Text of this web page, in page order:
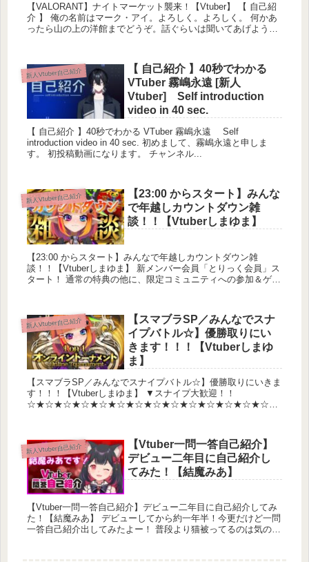
【VALORANT】ナイトマーケット襲来！【Vtuber】 【 自己紹
介 】 俺の名前はマーク・アイ。よろしく。よろしく。 何かあ
ったら山の上の洋館までどうぞ。話ぐらいは聞いてあげよう。
新人Vtuber自己紹介
【 自己紹介 】40秒でわかる
VTuber 霧嶋永遠 [新人
Vtuber] Self introduction
video in 40 sec.
【 自己紹介 】40秒でわかる VTuber 霧嶋永遠 Self
introduction video in 40 sec. 初めまして、霧嶋永遠と申しま
す。 初投稿動画になります。 チャンネル...
新人Vtuber自己紹介
【23:00 からスタート】みんな
で年越しカウントダウン雑
談！！【Vtuberしまゆま】
【23:00 からスタート】みんなで年越しカウントダウン雑
談！！【Vtuberしまゆま】 新メンバー会員「とりっく会員」ス
タート！ 通常の特典の他に、限定コミュニティへの参加＆ゲリ
新人Vtuber自己紹介
【スマブラSP／みんなでスナ
イプバトル☆】優勝取りにい
きます！！！【Vtuberしまゆ
ま】
【スマブラSP／みんなでスナイプバトル☆】優勝取りにいきま
す！！！【Vtuberしまゆま】 ▼スナイプ大歓迎！！
☆★☆★☆★☆★☆★☆★☆★☆★☆★☆★☆★☆★☆★☆★
新人Vtuber自己紹介
【Vtuber一問一答自己紹介】
デビュー二年目に自己紹介し
てみた！【結魔みあ】
【Vtuber一問一答自己紹介】デビュー二年目に自己紹介してみ
た！【結魔みあ】 デビューしてから約一年半！今更だけど一問
一答自己紹介出してみたよー！ 普段より猫被ってるのは気のせ